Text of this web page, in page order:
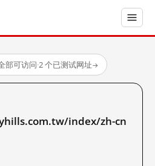
部可访问·2 个已测试网址→
index/zh-cn